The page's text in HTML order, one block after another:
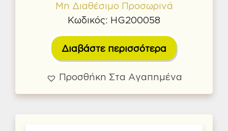
Μη Διαθέσιμο Προσωρινά
Κωδικός: HG200058
Διαβάστε περισσότερα
Προσθήκη Στα Αγαπημένα